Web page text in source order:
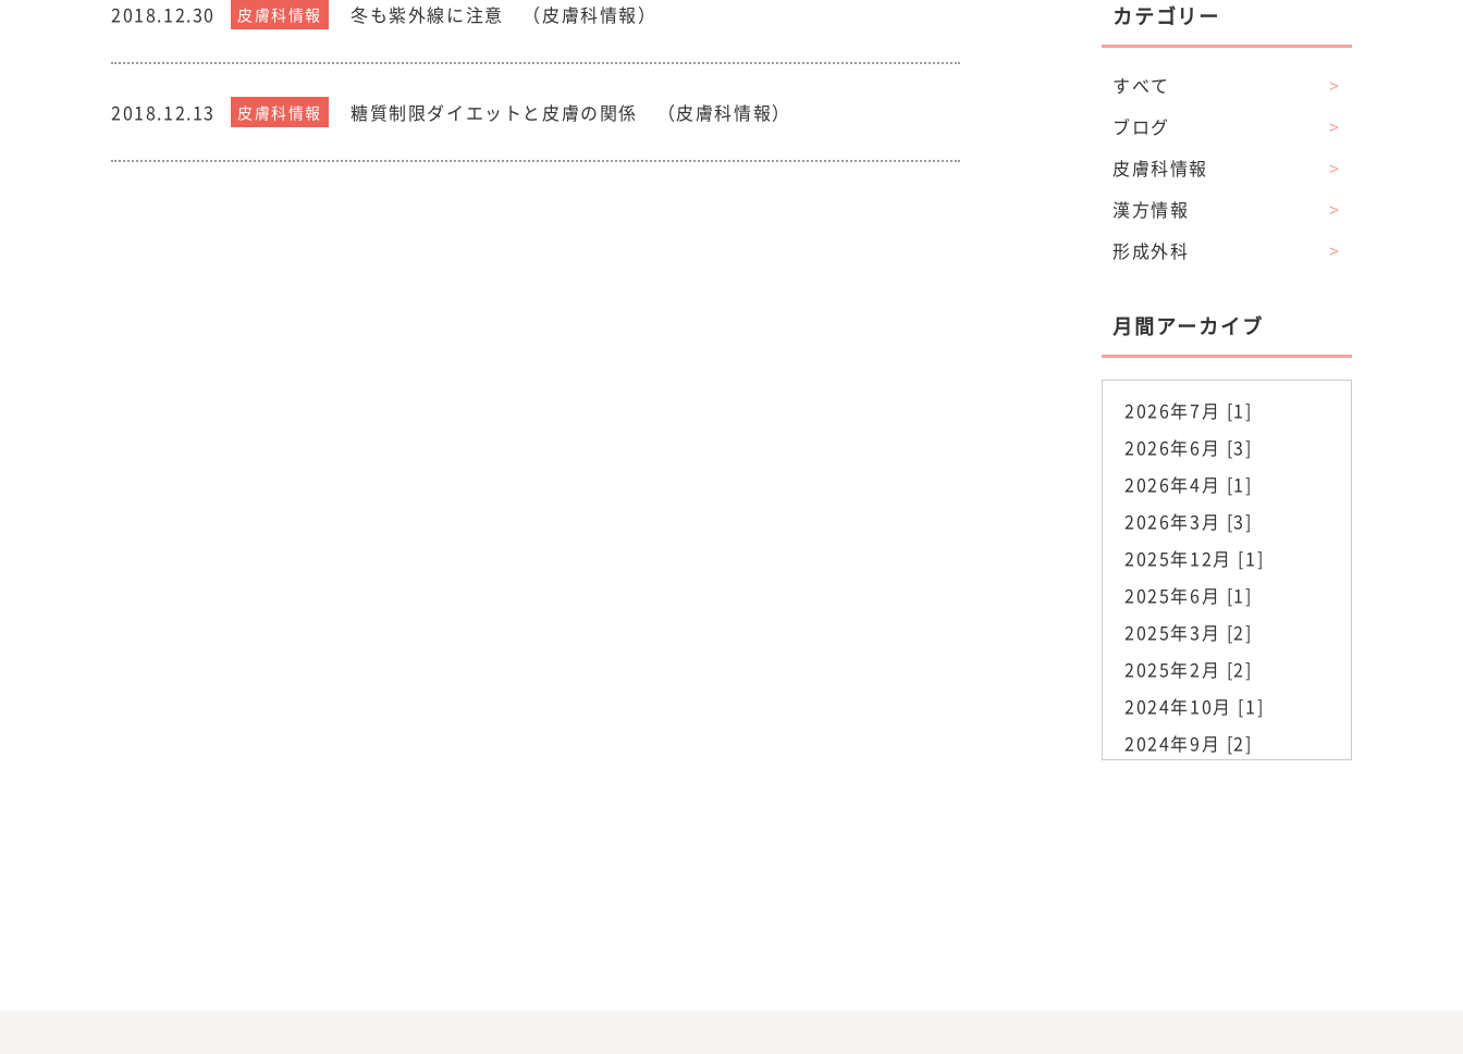
2018.12.30 皮膚科情報 冬も紫外線に注意 （皮膚科情報）
2018.12.13 皮膚科情報 糖質制限ダイエットと皮膚の関係 （皮膚科情報）
カテゴリー
すべて
>
ブログ
>
皮膚科情報
>
漢方情報
>
形成外科
>
月間アーカイブ
2026年7月 [1]
2026年6月 [3]
2026年4月 [1]
2026年3月 [3]
2025年12月 [1]
2025年6月 [1]
2025年3月 [2]
2025年2月 [2]
2024年10月 [1]
2024年9月 [2]